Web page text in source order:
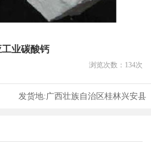
业碳酸钙
浏览次数： 134次
发货地:广西壮族自治区桂林兴安县